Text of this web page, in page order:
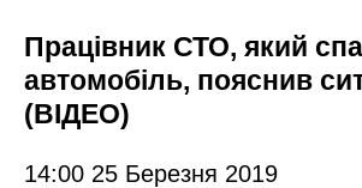
Працівник СТО, який
автомобіль, пояснив
(ВІДЕО)
14:00 25 Березня 2019